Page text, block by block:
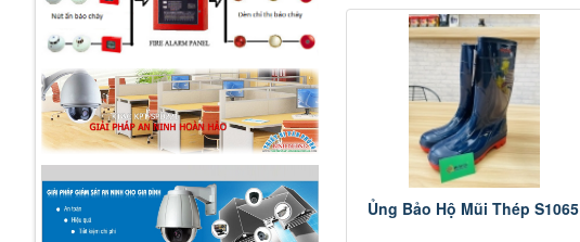
Ủng Bảo Hộ Mũi Thép S1065